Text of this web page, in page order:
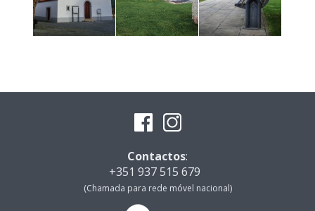
Contactos:
+351 937 515 679
(Chamada para rede móvel nacional)